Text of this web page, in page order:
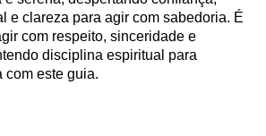
e clareza para agir com sabedoria. É
com respeito, sinceridade e
disciplina espiritual para
com este guia.